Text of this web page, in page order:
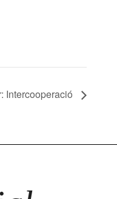
Intercooperació